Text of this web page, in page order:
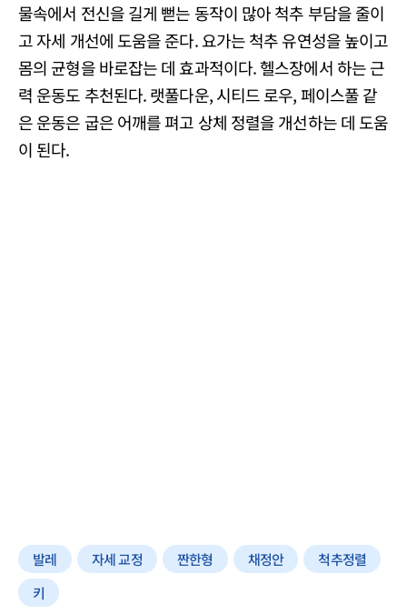
물속에서 전신을 길게 뻗는 동작이 많아 척추 부담을 줄이
고 자세 개선에 도움을 준다. 요가는 척추 유연성을 높이고
몸의 균형을 바로잡는 데 효과적이다. 헬스장에서 하는 근
력 운동도 추천된다. 랫풀다운, 시티드 로우, 페이스풀 같
은 운동은 굽은 어깨를 펴고 상체 정렬을 개선하는 데 도움
이 된다.
발레 자세 교정 짠한형 채정안
척추정렬
키